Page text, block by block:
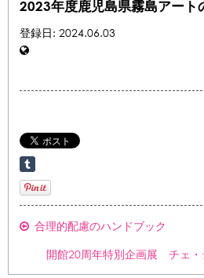
2023年度鹿児島県霧島アート
登録日: 2024.06.03
合理的配慮のハンドブック
開館20周年特別企画展 チェ